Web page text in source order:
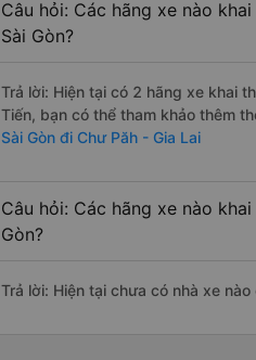
Câu hỏi: Các hãng xe nào
Sài Gòn?
Trả lời: Hiện tại có 2 hãng xe khai
Tiến, bạn có thể tham khảo thêm
Sài Gòn đi Chư Păh - Gia Lai
Câu hỏi: Các hãng xe nào
Gòn?
Trả lời: Hiện tại chưa có nhà xe